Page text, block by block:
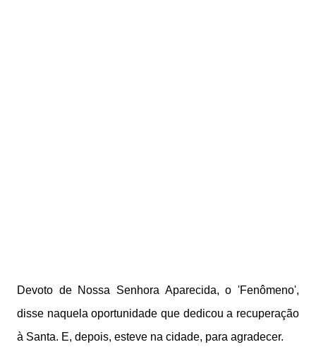
Devoto de Nossa Senhora Aparecida, o 'Fenômeno',
disse naquela oportunidade que dedicou a recuperação
à Santa. E, depois, esteve na cidade, para agradecer.